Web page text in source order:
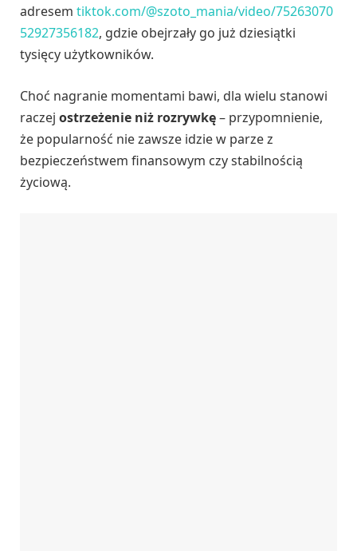
adresem tiktok.com/@szoto_mania/video/75263070
52927356182, gdzie obejrzały go już dziesiątki
tysięcy użytkowników.
Choć nagranie momentami bawi, dla wielu stanowi
raczej ostrzeżenie niż rozrywkę– przypomnienie,
że popularność nie zawsze idzie w parze z
bezpieczeństwem finansowym czy stabilnością
życiową.